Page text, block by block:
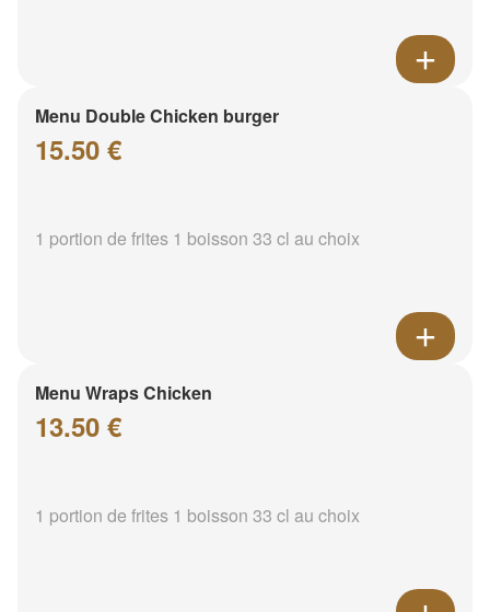
Menu Double Chicken burger
15.50 €
1 portion de frites 1 boisson 33 cl au choix
Menu Wraps Chicken
13.50 €
1 portion de frites 1 boisson 33 cl au choix